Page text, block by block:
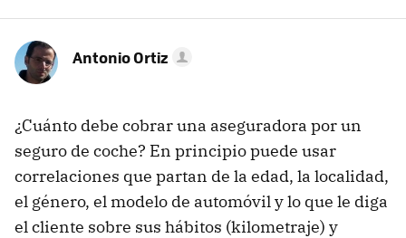
Antonio Ortiz
¿Cuánto debe cobrar una aseguradora por un
seguro de coche? En principio puede usar
correlaciones que partan de la edad, la localidad,
el género, el modelo de automóvil y lo que le diga
el cliente sobre sus hábitos (kilometraje) y